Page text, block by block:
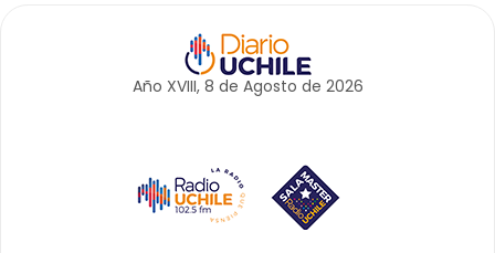
Año XVIII, 8 de Agosto de 2026